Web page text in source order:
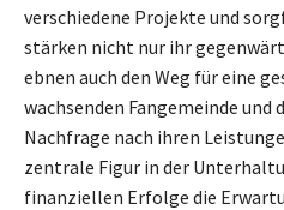
verschiedene Projekte und
stärken nicht nur ihr
ebnen auch den Weg für eine
wachsenden Fangemeinde
Nachfrage nach ihren
zentrale Figur in der
finanziellen Erfolge die